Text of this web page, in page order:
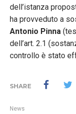
dell’istanza
ha provveduto a
Antonio Pinna
dell’art. 2.1
controllo è stato
SHARE
News